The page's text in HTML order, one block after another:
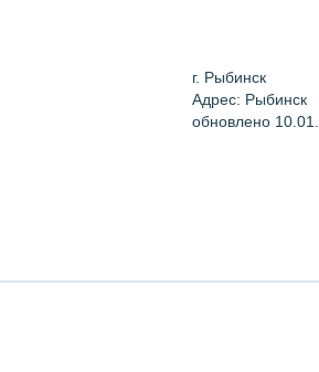
г. Рыбинск
Адрес: Рыбинск
обновлено